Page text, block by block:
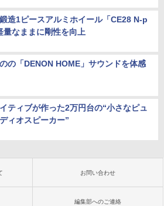
造1ピースアルミホイール「CE28 N-p
量なままに剛性を向上
の「DENON HOME」サウンドを体感
ティブが作った2万円台の“小さなピュ
ィオスピーカー”
お問い合わせ
編集部へのご連絡